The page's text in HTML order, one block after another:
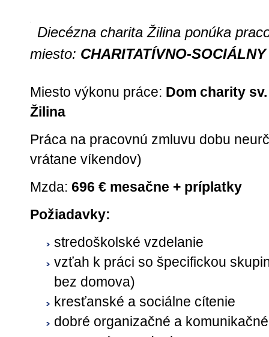
Diecézna charita Žilina ponúka
miesto: CHARITATÍVNO-SOCIÁLNY
Miesto výkonu práce: Dom charity
Žilina
Práca na pracovnú zmluvu dobu
vrátane víkendov)
Mzda: 696 € mesačne + príplatky
Požiadavky:
stredoškolské vzdelanie
vzťah k práci so špecifickou
bez domova)
kresťanské a sociálne cítenie
dobré organizačné a